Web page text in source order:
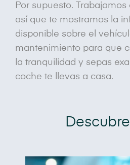
Por supuesto.
así que te mostramos la
disponible sobre el
mantenimiento para que
la tranquilidad y sepas
coche te llevas a casa.